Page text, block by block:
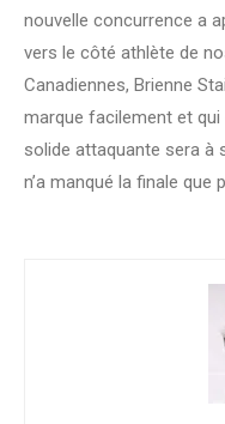
nouvelle concurrence a
vers le côté athlète de
Canadiennes, Brienne
marque facilement et qui
solide attaquante sera à
n’a manqué la finale